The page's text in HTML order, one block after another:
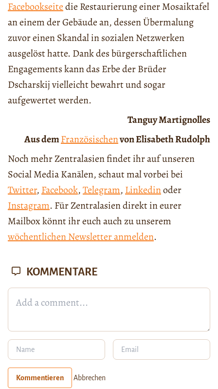
Facebookseitedie Restaurierung einer Mosaiktafel
an einem der Gebäude an, dessen Übermalung
zuvor einen Skandal in sozialen Netzwerken
ausgelöst hatte. Dank des bürgerschaftlichen
Engagements kann das Erbe der Brüder
Dscharskij vielleicht bewahrt und sogar
aufgewertet werden.
Tanguy Martignolles
Aus demFranzösischenvon Elisabeth Rudolph
Noch mehr Zentralasien findet ihr auf unseren
Social Media Kanälen, schaut mal vorbei bei
Twitter, Facebook,Telegram, Linkedinoder
Instagram. Für Zentralasien direkt in eurer
Mailbox könnt ihr euch auch zu unserem
wöchentlichen Newsletter anmelden.
KOMMENTARE
Kommentieren Abbrechen